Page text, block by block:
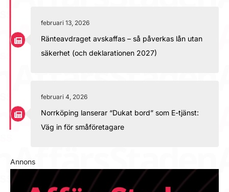
februari 13, 2026
Ränteavdraget avskaffas – så påverkas lån utan
säkerhet (och deklarationen 2027)
februari 4, 2026
Norrköping lanserar “Dukat bord” som E-tjänst:
Väg in för småföretagare
Annons